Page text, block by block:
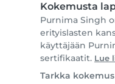
Kokemusta
Purnima Singh
erityislasten
käyttäjään
sertifikaatit. Lue
Tarkka kokemus